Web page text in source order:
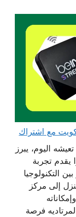
اليوم، يبرز
يقدم تجربة
التكنولوجيا
إلى مركز
فرصة